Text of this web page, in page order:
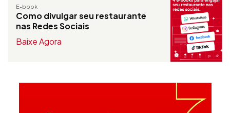
E-book
Como divulgar seu restaurante
nas Redes Sociais
Baixe Agora